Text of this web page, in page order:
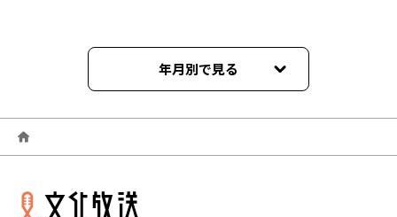
年月別で見る
2026年06月
2026年05月
2026年04月